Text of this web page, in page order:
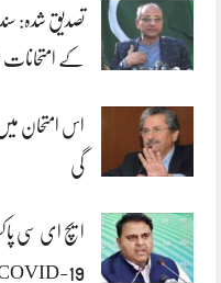
تصدیق شدہ:
کے امتحانات
اس امتحان
گی
ایچ ای سی